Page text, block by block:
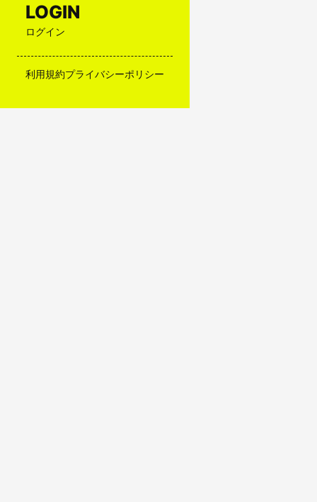
LOGIN
ログイン
利用規約プライバシーポリシー